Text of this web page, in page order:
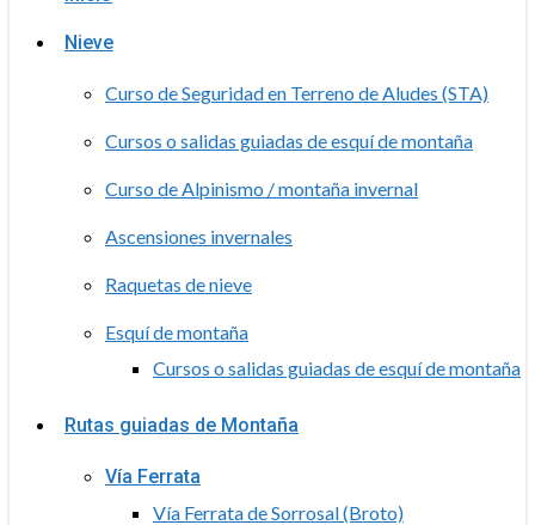
Nieve
Curso de Seguridad en Terreno de Aludes (STA)
Cursos o salidas guiadas de esquí de montaña
Curso de Alpinismo / montaña invernal
Ascensiones invernales
Raquetas de nieve
Esquí de montaña
Cursos o salidas guiadas de esquí de montaña
Rutas guiadas de Montaña
Vía Ferrata
Vía Ferrata de Sorrosal (Broto)